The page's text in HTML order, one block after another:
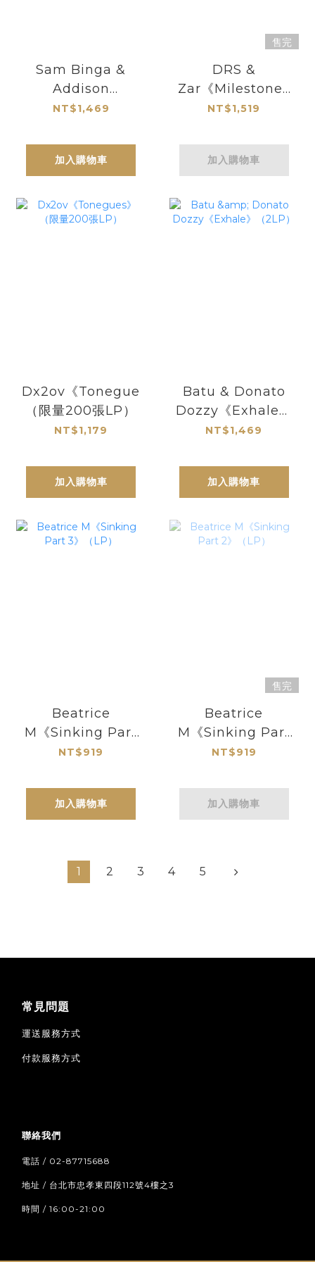
Sam Binga &
Addison
Groove《Bags
NT$1,469
加入購物車
售完
DRS &
Zar《Milestones
Act I & II
（2LP）
NT$1,519
加入購物車
Dx2ov《Tonegues》
（限量200張LP）
NT$1,179
加入購物車
Batu & Donato
Dozzy《Exhale》
（2LP）
NT$1,469
加入購物車
Beatrice
M《Sinking Part
3》（LP）
NT$919
加入購物車
售完
Beatrice
M《Sinking Part
2》（LP）
NT$919
加入購物車
1 2 3 4 5
常見問題
運送服務方式
付款服務方式
聯絡我們
電話 / 02-87715688
地址 / 台北市忠孝東四段112號4樓之3
時間 / 16:00-21:00